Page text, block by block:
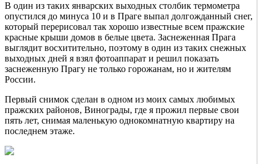
В один из таких январских выходных столбик термометра
опустился до минуса 10 и в Праге выпал долгожданный снег,
который перерисовал так хорошо известные всем пражские
красные крыши домов в белые цвета. Заснеженная Прага
выглядит восхитительно, поэтому в один из таких снежных
выходных дней я взял фотоаппарат и решил показать
заснеженную Прагу не только горожанам, но и жителям
России.
Первый снимок сделан в одном из моих самых любимых
пражских районов, Винограды, где я прожил первые свои
пять лет, снимая маленькую однокомнатную квартиру на
последнем этаже.